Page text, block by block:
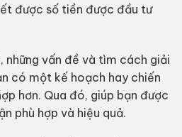
được số tiền được đầu tư
những vấn đề và tìm cách giải
có một kế hoạch hay chiến
hơn. Qua đó, giúp bạn được
phù hợp và hiệu quả.